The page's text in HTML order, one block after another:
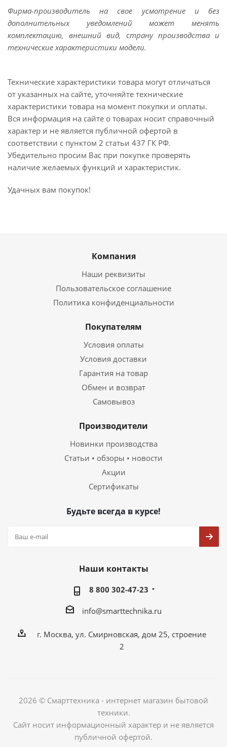
Фирма-производитель на свое усмотрение и без
дополнительных уведомлений может менять
комплектацию, внешний вид, страну производства и
технические характеристики модели.
Технические характеристики товара могут отличаться
от указанных на сайте, уточняйте технические
характеристики товара на момент покупки и оплаты.
Вся информация на сайте о товарах носит справочный
характер и не является публичной офертой в
соответствии с пунктом 2 статьи 437 ГК РФ.
Убедительно просим Вас при покупке проверять
наличие желаемых функций и характеристик.
Удачных вам покупок!
Компания
Наши реквизиты
Пользовательское соглашение
Политика конфиденциальности
Покупателям
Условия оплаты
Условия доставки
Гарантия на товар
Обмен и возврат
Самовывоз
Производители
Новинки производства
Статьи • обзоры • новости
Акции
Сертификаты
Будьте всегда в курсе!
Наши контакты
8 800 302-47-23
info@smarttechnika.ru
г. Москва, ул. Смирновская, дом 25, строение
2
2026 © Смарттехника - интернет магазин бытовой
техники.
Сайт носит информационный характер и не является
публичной офертой.